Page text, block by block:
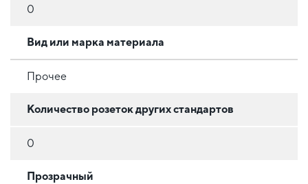
0
Вид или марка материала
Прочее
Количество розеток других стандартов
0
Прозрачный